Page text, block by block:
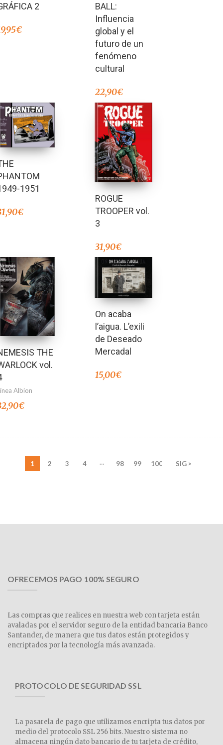
2
€
BALL:
Influencia
global y el
futuro de un
fenómeno
cultural
22,90€
1951
€
ROGUE
TROOPER vol.
3
31,90€
THE
vol.
Albion
€
On acaba
l’aigua. L’exili
de Deseado
Mercadal
15,00€
1 2 3 4 … 98 99 100 SIG >
OFRECEMOS PAGO 100% SEGURO
Las compras que realices en nuestra web con tarjeta están
avaladas por el servidor seguro de la entidad bancaria Banco
Santander, de manera que tus datos están protegidos y
encriptados por la tecnología más avanzada.
PROTOCOLO DE SEGURIDAD SSL
La pasarela de pago que utilizamos encripta tus datos por
medio del protocolo SSL 256 bits. Nuestro sistema no
almacena ningún dato bancario de tu tarjeta de crédito,